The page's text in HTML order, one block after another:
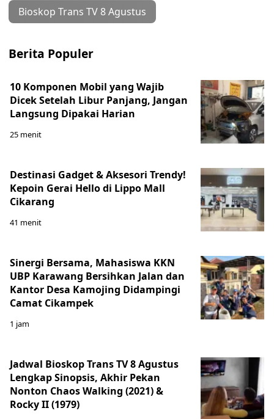
Bioskop Trans TV 8 Agustus
Berita Populer
10 Komponen Mobil yang Wajib
Dicek Setelah Libur Panjang, Jangan
Langsung Dipakai Harian
25 menit
Destinasi Gadget & Aksesori Trendy!
Kepoin Gerai Hello di Lippo Mall
Cikarang
41 menit
Sinergi Bersama, Mahasiswa KKN
UBP Karawang Bersihkan Jalan dan
Kantor Desa Kamojing Didampingi
Camat Cikampek
1 jam
Jadwal Bioskop Trans TV 8 Agustus
Lengkap Sinopsis, Akhir Pekan
Nonton Chaos Walking (2021) &
Rocky II (1979)